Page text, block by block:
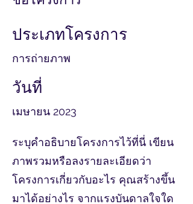
ประเภทโครงการ
การถ่ายภาพ
วันที่
เมษายน 2023
ระบุคำอธิบายโครงการไว้ที่นี่ เขียน
ภาพรวมหรือลงรายละเอียดว่า
โครงการเกี่ยวกับอะไร คุณสร้างขึ้น
มาได้อย่างไร จากแรงบันดาลใจใด